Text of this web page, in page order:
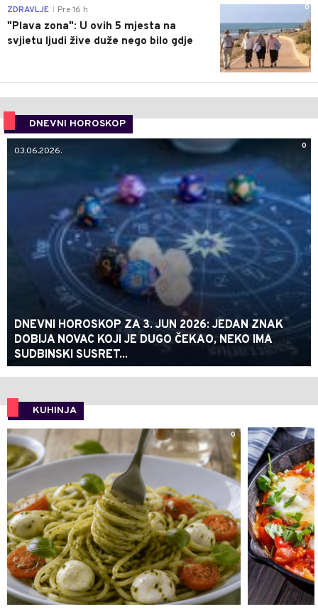
0
ZDRAVLJE Pre 16 h
"Plava zona": U ovih 5 mjesta na
svjietu ljudi žive duže nego bilo gdje
DNEVNI HOROSKOP
0
03.06.2026.
DNEVNI HOROSKOP ZA 3. JUN 2026: JEDAN ZNAK
DOBIJA NOVAC KOJI JE DUGO ČEKAO, NEKO IMA
SUDBINSKI SUSRET...
KUHINJA
0